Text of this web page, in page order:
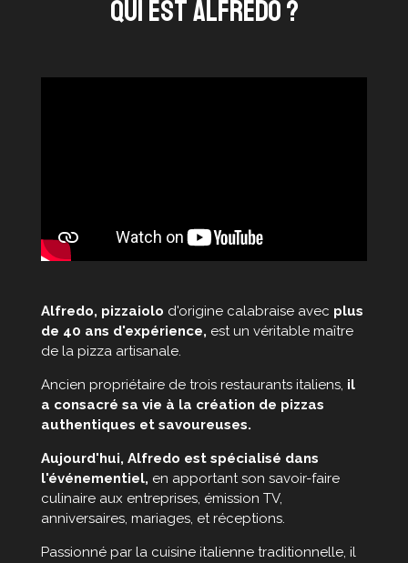
qui est alfredo ?
Alfredo, pizzaiolo d'origine calabraise avec plus
de 40 ans d'expérience, est un véritable maître
de la pizza artisanale.
Ancien propriétaire de trois restaurants italiens, il
a consacré sa vie à la création de pizzas
authentiques et savoureuses.
Aujourd'hui, Alfredo est spécialisé dans
l'événementiel, en apportant son savoir-faire
culinaire aux entreprises, émission TV,
anniversaires, mariages, et réceptions.
Passionné par la cuisine italienne traditionnelle, il